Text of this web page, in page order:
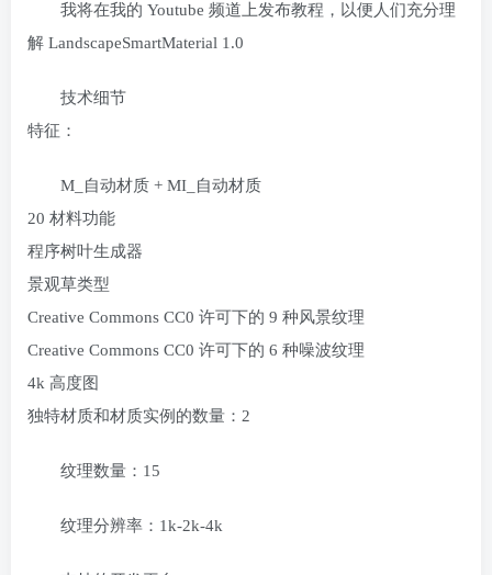
我将在我的 Youtube 频道上发布教程，以便人们充分理
解 LandscapeSmartMaterial 1.0
技术细节
特征：
M_自动材质 + MI_自动材质
20 材料功能
程序树叶生成器
景观草类型
Creative Commons CC0 许可下的 9 种风景纹理
Creative Commons CC0 许可下的 6 种噪波纹理
4k 高度图
独特材质和材质实例的数量：2
纹理数量：15
纹理分辨率：1k-2k-4k